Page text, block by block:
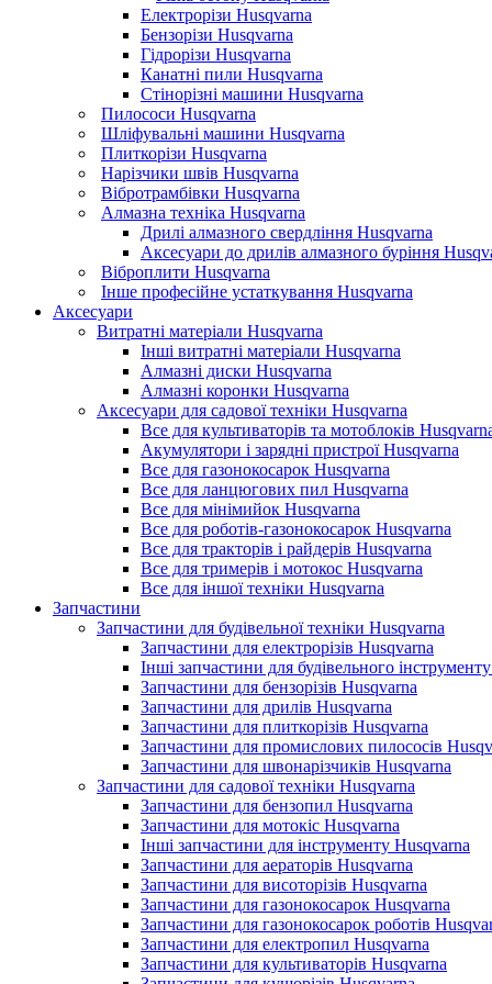
Електрорізи Husqvarna
Бензорізи Husqvarna
Гідрорізи Husqvarna
Канатні пили Husqvarna
Стінорізні машини Husqvarna
Пилососи Husqvarna
Шліфувальні машини Husqvarna
Плиткорізи Husqvarna
Нарізчики швів Husqvarna
Вібротрамбівки Husqvarna
Алмазна техніка Husqvarna
Дрилі алмазного свердління Husqvarna
Аксесуари до дрилів алмазного буріння
Віброплити Husqvarna
Інше професійне устаткування Husqvarna
Аксесуари
Витратні матеріали Husqvarna
Інші витратні матеріали Husqvarna
Алмазні диски Husqvarna
Алмазні коронки Husqvarna
Аксесуари для садової техніки Husqvarna
Все для культиваторів та мотоблоків
Акумулятори і зарядні пристрої Husqvarna
Все для газонокосарок Husqvarna
Все для ланцюгових пил Husqvarna
Все для мінімийок Husqvarna
Все для роботів-газонокосарок Husqvarna
Все для тракторів і райдерів Husqvarna
Все для тримерів і мотокос Husqvarna
Все для іншої техніки Husqvarna
Запчастини
Запчастини для будівельної техніки Husqvarna
Запчастини для електрорізів Husqvarna
Інші запчастини для будівельного
Запчастини для бензорізів Husqvarna
Запчастини для дрилів Husqvarna
Запчастини для плиткорізів Husqvarna
Запчастини для промислових пилососів
Запчастини для швонарізчиків Husqvarna
Запчастини для садової техніки Husqvarna
Запчастини для бензопил Husqvarna
Запчастини для мотокіс Husqvarna
Інші запчастини для інструменту Husqvarna
Запчастини для аераторів Husqvarna
Запчастини для висоторізів Husqvarna
Запчастини для газонокосарок Husqvarna
Запчастини для газонокосарок роботів
Запчастини для електропил Husqvarna
Запчастини для культиваторів Husqvarna